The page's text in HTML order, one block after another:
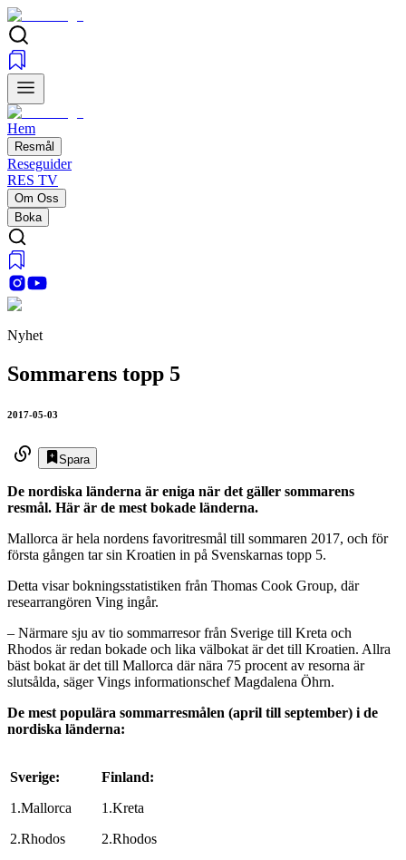
Hem
Resmål
Reseguider
RES TV
Om Oss
Boka
Nyhet
Sommarens topp 5
2017-05-03
Spara
De nordiska länderna är eniga när det gäller sommarens
resmål. Här är de mest bokade länderna.
Mallorca är hela nordens favoritresmål till sommaren 2017, och för
första gången tar sin Kroatien in på Svenskarnas topp 5.
Detta visar bokningsstatistiken från Thomas Cook Group, där
researrangören Ving ingår.
– Närmare sju av tio sommarresor från Sverige till Kreta och
Rhodos är redan bokade och lika välbokat är det till Kroatien. Allra
bäst bokat är det till Mallorca där nära 75 procent av resorna är
slutsålda, säger Vings informationschef Magdalena Öhrn.
De mest populära sommarresmålen (april till september) i de
nordiska länderna:
Sverige:
1.Mallorca
2.Rhodos
Finland:
1.Kreta
2.Rhodos